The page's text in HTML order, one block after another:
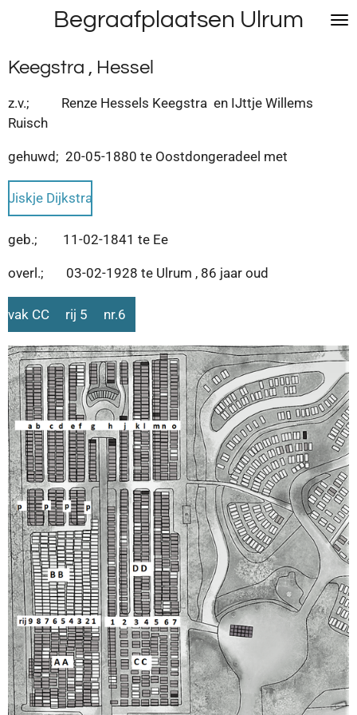
naar
de
hoofdinhoud
Begraafplaatsen Ulrum
Keegstra , Hessel
z.v.; Renze Hessels Keegstra en IJttje Willems
Ruisch
gehuwd; 20-05-1880 te Oostdongeradeel met
Jiskje Dijkstra
geb.; 11-02-1841 te Ee
overl.; 03-02-1928 te Ulrum , 86 jaar oud
vak CC rij 5 nr.6